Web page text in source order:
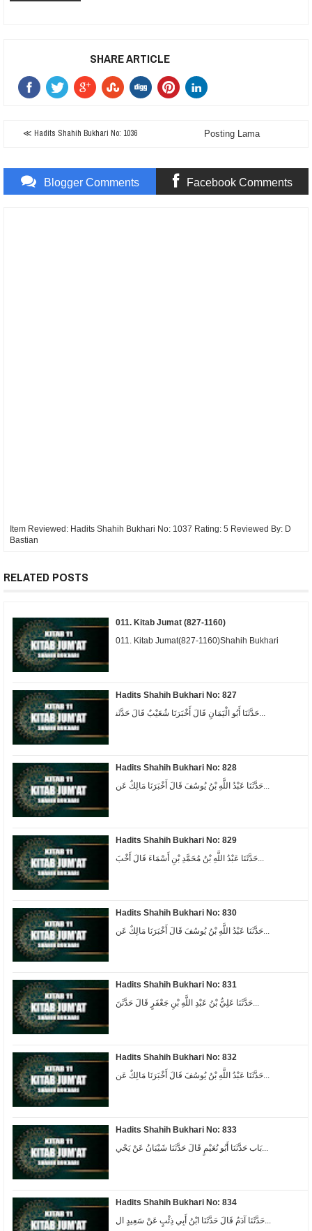
SHARE ARTICLE
≪ Hadits Shahih Bukhari No: 1036 Posting Lama
Blogger Comments Facebook Comments
Item Reviewed: Hadits Shahih Bukhari No: 1037 Rating: 5 Reviewed By: D
Bastian
RELATED POSTS
011. Kitab Jumat (827-1160)
011. Kitab Jumat(827-1160)Shahih Bukhari
Hadits Shahih Bukhari No: 827
ﺣَﺪَّﺛَﻨَﺎ ﺃَﺑُﻮ ﺍﻟْﻴَﻤَﺎﻥِ ﻗَﺎﻝَ ﺃَﺧْﺒَﺮَﻧَﺎ ﺷُﻌَﻴْﺐٌ ﻗَﺎﻝَ ﺣَﺪَّﺛَﻨ...
Hadits Shahih Bukhari No: 828
حَدَّثَنَا عَبْدُ اللَّهِ بْنُ يُوسُفَ قَالَ أَخْبَرَنَا مَالِكٌ عَن...
Hadits Shahih Bukhari No: 829
Hadits Shahih Bukhari No: 830
Hadits Shahih Bukhari No: 831
حَدَّثَنَا عَلِيُّ بْنُ عَبْدِ اللَّهِ بْنِ جَعْفَرٍ قَالَ حَدَّثَنَ...
Hadits Shahih Bukhari No: 832
حَدَّثَنَا عَبْدُ اللَّهِ بْنُ يُوسُفَ قَالَ أَخْبَرَنَا مَالِكٌ عَن...
Hadits Shahih Bukhari No: 833
بَاب حَدَّثَنَا أَبُو نُعَيْمٍ قَالَ حَدَّثَنَا شَيْبَانُ عَنْ يَحْي...
Hadits Shahih Bukhari No: 834
حَدَّثَنَا آدَمُ قَالَ حَدَّثَنَا ابْنُ أَبِي ذِئْبٍ عَنْ سَعِيدٍ ال...